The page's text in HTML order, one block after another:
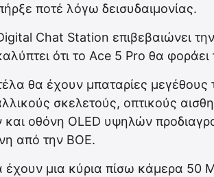
ποτέ λόγω δεισυδαιμονίας.
Chat Station επιβεβαιώνει
ότι το Ace 5 Pro θα
θα έχουν μπαταρίες μεγέθους
σκελετούς, οπτικούς
οθόνη OLED υψηλών
από την BOE.
έχουν μια κύρια πίσω κάμερα 50